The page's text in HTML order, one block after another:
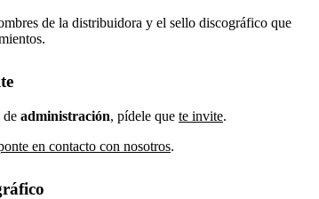
de la distribuidora y el sello discográfico que
de administración, pídele que te invite.
en contacto con nosotros.